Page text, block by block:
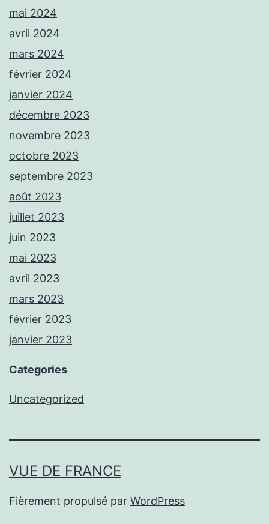
mai 2024
avril 2024
mars 2024
février 2024
janvier 2024
décembre 2023
novembre 2023
octobre 2023
septembre 2023
août 2023
juillet 2023
juin 2023
mai 2023
avril 2023
mars 2023
février 2023
janvier 2023
Categories
Uncategorized
VUE DE FRANCE
Fièrement propulsé par WordPress